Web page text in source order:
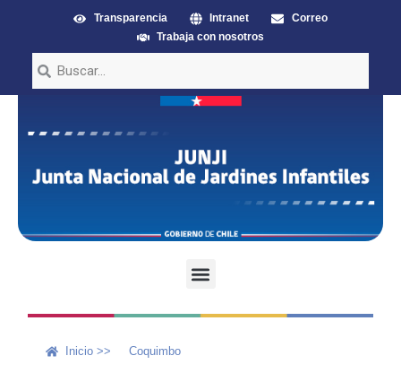
Transparencia Intranet
Correo
Trabaja con nosotros
Inicio >> Coquimbo